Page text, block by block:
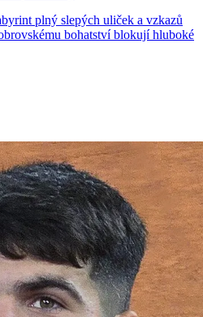
plný slepých uliček a vzkazů
bohatství blokují hluboké